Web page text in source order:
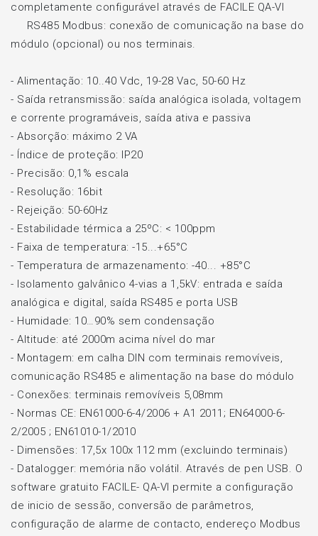
completamente configurável através de FACILE QA-VI
RS485 Modbus: conexão de comunicação na base do
módulo (opcional) ou nos terminais.
- Alimentação: 10..40 Vdc, 19-28 Vac, 50-60 Hz
- Saída retransmissão: saída analógica isolada, voltagem
e corrente programáveis, saída ativa e passiva
- Absorção: máximo 2 VA
- Índice de proteção: IP20
- Precisão: 0,1% escala
- Resolução: 16bit
- Rejeição: 50-60Hz
- Estabilidade térmica a 25ºC: < 100ppm
- Faixa de temperatura: -15...+65°C
- Temperatura de armazenamento: -40... +85°C
- Isolamento galvânico 4-vias a 1,5kV: entrada e saída
analógica e digital, saída RS485 e porta USB
- Humidade: 10…90% sem condensação
- Altitude: até 2000m acima nível do mar
- Montagem: em calha DIN com terminais removíveis,
comunicação RS485 e alimentação na base do módulo
- Conexões: terminais removíveis 5,08mm
- Normas CE: EN61000-6-4/2006 + A1 2011; EN64000-6-
2/2005 ; EN61010-1/2010
- Dimensões: 17,5x 100x 112 mm (excluindo terminais)
- Datalogger: memória não volátil. Através de pen USB. O
software gratuito FACILE- QA-VI permite a configuração
de inicio de sessão, conversão de parâmetros,
configuração de alarme de contacto, endereço Modbus